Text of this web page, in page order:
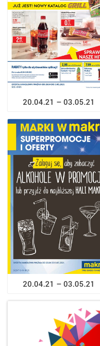
20.04.21 – 03.05.21
20.04.21 – 03.05.21